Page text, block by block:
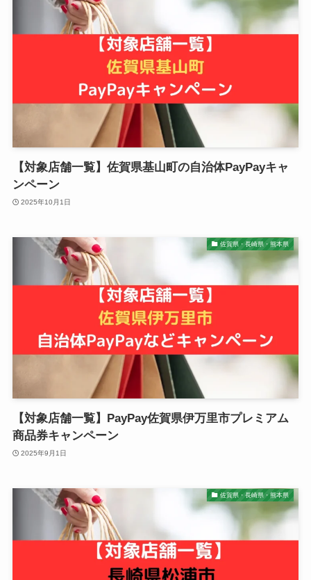
【対象店舗一覧】佐賀県基山町の自治体PayPayキャ
ンペーン
2025年10月1日
佐賀県・長崎県・熊本県
【対象店舗一覧】PayPay佐賀県伊万里市プレミアム
商品券キャンペーン
2025年9月1日
佐賀県・長崎県・熊本県